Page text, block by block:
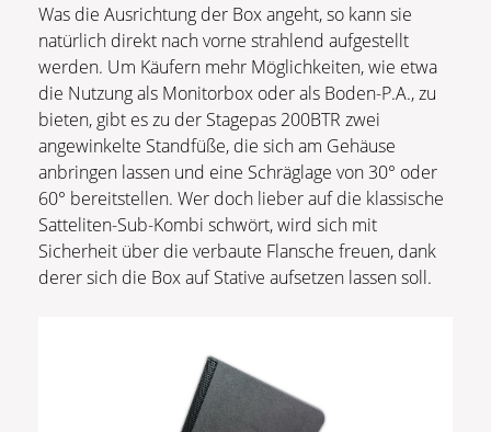
Was die Ausrichtung der Box angeht, so kann sie
natürlich direkt nach vorne strahlend aufgestellt
werden. Um Käufern mehr Möglichkeiten, wie etwa
die Nutzung als Monitorbox oder als Boden-P.A., zu
bieten, gibt es zu der Stagepas 200BTR zwei
angewinkelte Standfüße, die sich am Gehäuse
anbringen lassen und eine Schräglage von 30° oder
60° bereitstellen. Wer doch lieber auf die klassische
Satteliten-Sub-Kombi schwört, wird sich mit
Sicherheit über die verbaute Flansche freuen, dank
derer sich die Box auf Stative aufsetzen lassen soll.